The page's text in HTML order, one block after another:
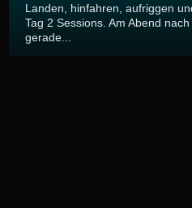
Landen, hinfahren, aufriggen
Tag 2 Sessions. Am Abend
gerade...